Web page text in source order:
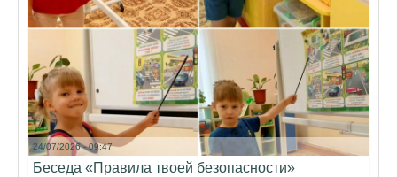
24/07/2026 - 09:47
Беседа «Правила твоей безопасности»